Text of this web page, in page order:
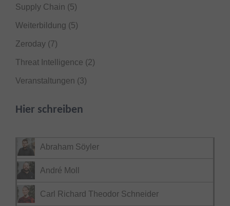
Supply Chain (5)
Weiterbildung (5)
Zeroday (7)
Threat Intelligence (2)
Veranstaltungen (3)
Hier schreiben
Abraham Söyler
André Moll
Carl Richard Theodor Schneider